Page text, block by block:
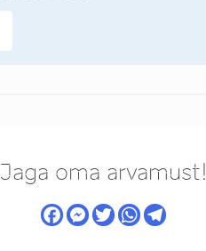
Jaga oma arvamust!